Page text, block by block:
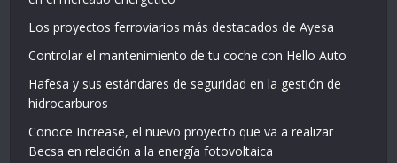
Los proyectos ferroviarios más destacados de Ayesa
Controlar el mantenimiento de tu coche con Hello Auto
Hafesa y sus estándares de seguridad en la gestión de
hidrocarburos
Conoce Increase, el nuevo proyecto que va a realizar
Becsa en relación a la energía fotovoltaica